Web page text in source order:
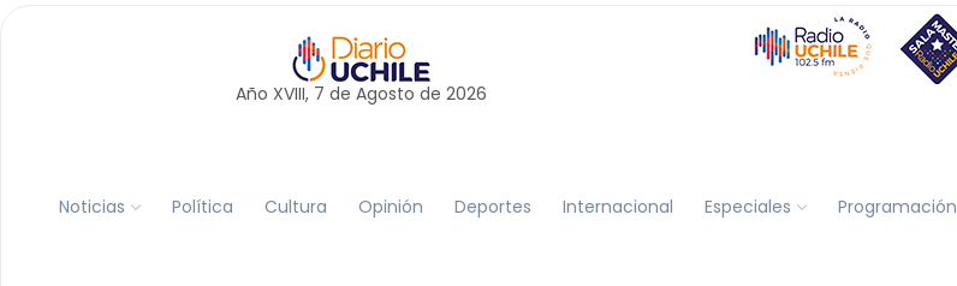
Año XVIII, 7 de Agosto de 2026
Noticias Política Cultura Opinión Deportes Internacional Especiales Programación